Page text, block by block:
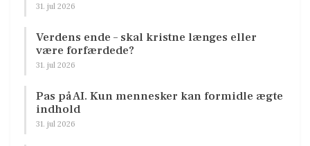
31. jul 2026
Verdens ende – skal kristne længes eller
være forfærdede?
31. jul 2026
Pas på AI. Kun mennesker kan formidle ægte
indhold
31. jul 2026